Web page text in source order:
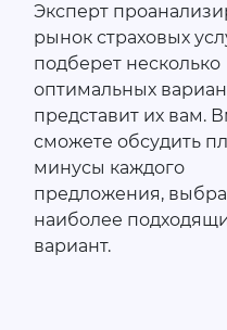
Эксперт
рынок страховых
подберет несколько
оптимальных
представит их вам.
сможете обсудить
минусы каждого
предложения,
наиболее
вариант.